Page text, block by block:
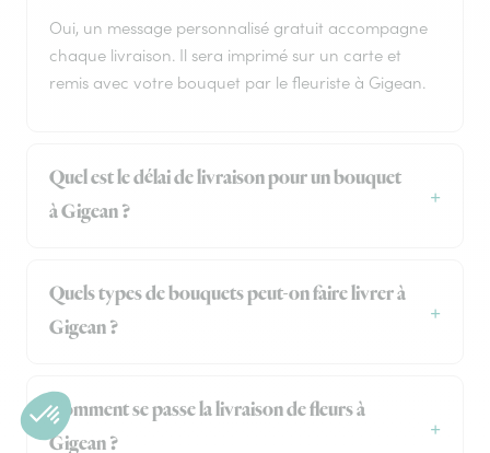
Oui, un message personnalisé gratuit accompagne
chaque livraison. Il sera imprimé sur un carte et
remis avec votre bouquet par le fleuriste à Gigean.
Quel est le délai de livraison pour un bouquet
à Gigean ?
Quels types de bouquets peut-on faire livrer à
Gigean ?
Comment se passe la livraison de fleurs à
Gigean ?